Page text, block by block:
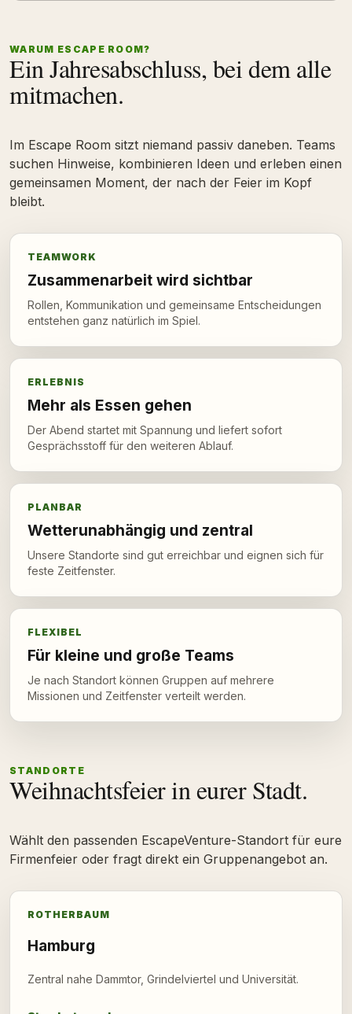
WARUM ESCAPE ROOM?
Ein Jahresabschluss, bei dem alle
mitmachen.
Im Escape Room sitzt niemand passiv daneben. Teams
suchen Hinweise, kombinieren Ideen und erleben einen
gemeinsamen Moment, der nach der Feier im Kopf
bleibt.
TEAMWORK
Zusammenarbeit wird sichtbar
Rollen, Kommunikation und gemeinsame Entscheidungen
entstehen ganz natürlich im Spiel.
ERLEBNIS
Mehr als Essen gehen
Der Abend startet mit Spannung und liefert sofort
Gesprächsstoff für den weiteren Ablauf.
PLANBAR
Wetterunabhängig und zentral
Unsere Standorte sind gut erreichbar und eignen sich für
feste Zeitfenster.
FLEXIBEL
Für kleine und große Teams
Je nach Standort können Gruppen auf mehrere
Missionen und Zeitfenster verteilt werden.
STANDORTE
Weihnachtsfeier in eurer Stadt.
Wählt den passenden EscapeVenture-Standort für eure
Firmenfeier oder fragt direkt ein Gruppenangebot an.
ROTHERBAUM
Hamburg
Zentral nahe Dammtor, Grindelviertel und Universität.